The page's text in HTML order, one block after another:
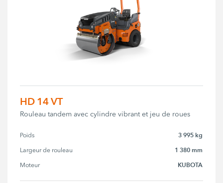
HD 14 VT
Rouleau tandem avec cylindre vibrant et jeu de roues
Poids 3 995 kg
Largeur de rouleau 1 380 mm
Moteur KUBOTA